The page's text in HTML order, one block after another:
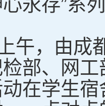
，由成都
部、网
在学生